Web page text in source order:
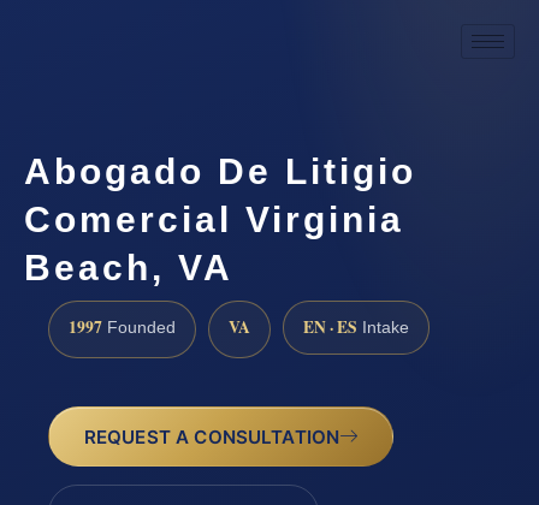
Abogado De Litigio
Comercial Virginia
Beach, VA
1997 Founded VA EN · ES Intake
REQUEST A CONSULTATION